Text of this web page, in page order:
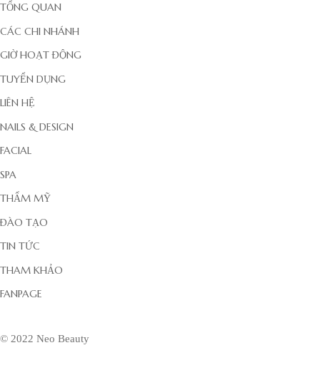
TỔNG QUAN
CÁC CHI NHÁNH
GIỜ HOẠT ĐỘNG
TUYỂN DỤNG
LIÊN HỆ
NAILS & DESIGN
FACIAL
SPA
THẨM MỸ
ĐÀO TẠO
TIN TỨC
THAM KHẢO
FANPAGE
© 2022 Neo Beauty